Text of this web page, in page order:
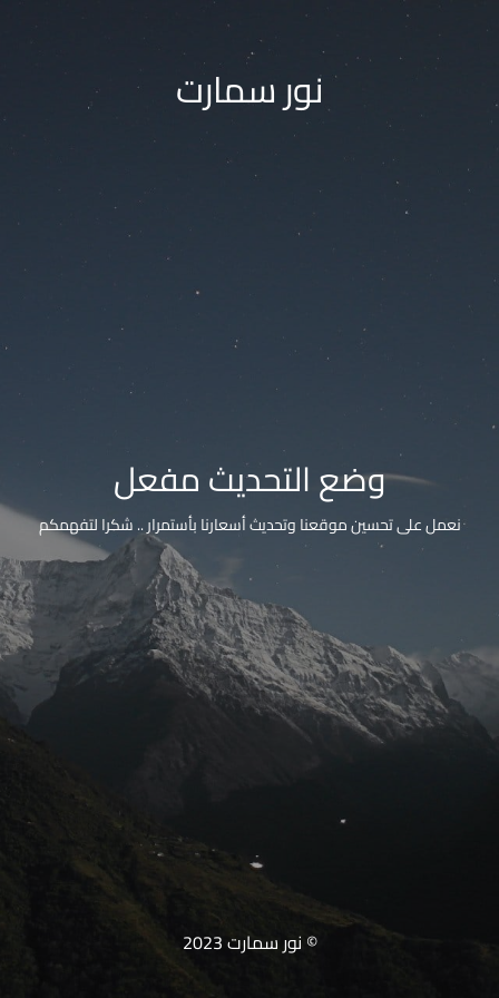
نور سمارت
وضع التحديث مفعل
نعمل على تحسين موقعنا وتحديث أسعارنا بأستمرار .. شكرا لتفهمكم
© نور سمارت 2023